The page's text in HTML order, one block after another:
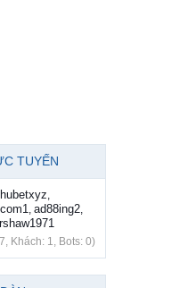
TUYẾN
,
, ad88ing2,
Khách: 1, Bots: 0)